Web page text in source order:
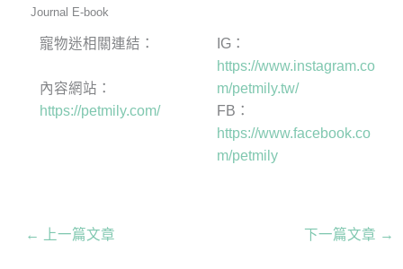
Journal E-book
寵物迷相關連結：
內容網站：
https://petmily.com/
IG：
https://www.instagram.co
m/petmily.tw/
FB：
https://www.facebook.co
m/petmily
← 上一篇文章 下一篇文章 →